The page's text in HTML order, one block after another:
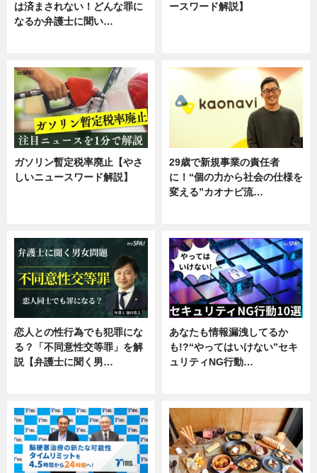
は済まされない！どんな罪に
なるか弁護士に聞い…
ースワード解説】
ガソリン暫定税率廃止【やさ
しいニュースワード解説】
29歳で新規事業の責任者
に！“個の力から社会の仕様を
変える”カオナビ流…
恋人との性行為でも犯罪にな
る？「不同意性交等罪」を解
説【弁護士に聞く男…
あなたも情報漏洩してるか
も!?“やってはいけない”セキ
ュリティNG行動…